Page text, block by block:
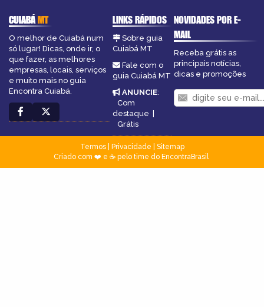
CUIABÁMT
O melhor de Cuiabá num
só lugar! Dicas, onde ir, o
que fazer, as melhores
empresas, locais, serviços
e muito mais no guia
Encontra Cuiabá.
LINKS RÁPIDOS
Sobre guia
Cuiabá MT
Fale com o
guia Cuiabá MT
ANUNCIE:
Com
destaque |
Grátis
NOVIDADES POR E-
MAIL
Receba grátis as
principais notícias,
dicas e promoções
Termos| Privacidade
Sitemap
Criado com ❤️ e ☕ pelo time do EncontraBrasil